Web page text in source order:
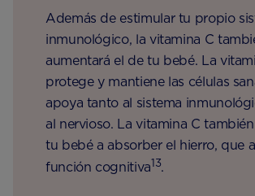
Además de estimular tu propio
inmunológico, la vitamina C
aumentará el de tu bebé. La
protege y mantiene las células
apoya tanto al sistema
al nervioso. La vitamina C
tu bebé a absorber el hierro, que
función cognitiva13.